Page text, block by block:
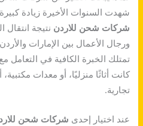
*
شهدت السنوات الأخيرة زيادة
شركات شحن للاردن نتيجة انتقال
ورجال الأعمال بين الإمارات
تمتلك الخبرة الكافية في التعامل
كانت أثاثًا منزليًا، أو معدات مكتبية،
تجارية.
عند اختيار إحدى شركات شحن